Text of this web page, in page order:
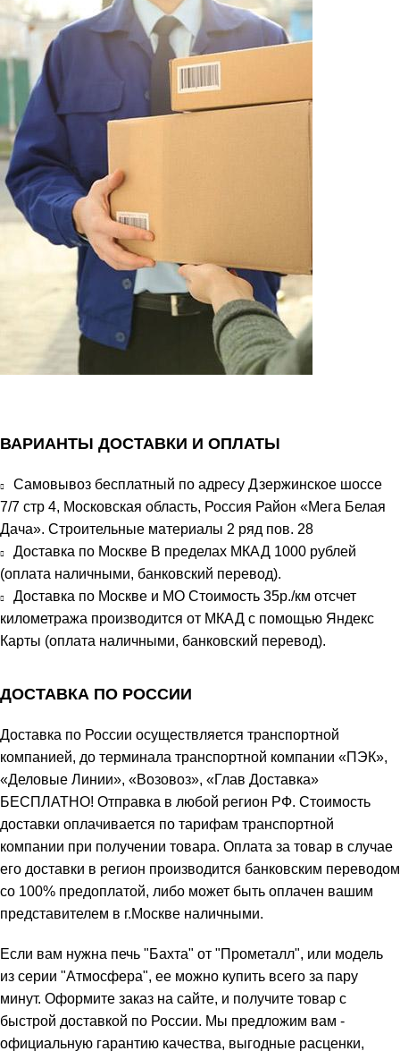
ВАРИАНТЫ ДОСТАВКИ И ОПЛАТЫ
Самовывоз бесплатный по адресу Дзержинское шоссе
7/7 стр 4, Московская область, Россия Район «Мега Белая
Дача». Строительные материалы 2 ряд пов. 28
Доставка по Москве В пределах МКАД 1000 рублей
(оплата наличными, банковский перевод).
Доставка по Москве и МО Стоимость 35р./км отсчет
километража производится от МКАД с помощью Яндекс
Карты (оплата наличными, банковский перевод).
ДОСТАВКА ПО РОССИИ
Доставка по России осуществляется транспортной
компанией, до терминала транспортной компании «ПЭК»,
«Деловые Линии», «Возовоз», «Глав Доставка»
БЕСПЛАТНО! Отправка в любой регион РФ. Стоимость
доставки оплачивается по тарифам транспортной
компании при получении товара. Оплата за товар в случае
его доставки в регион производится банковским переводом
со 100% предоплатой, либо может быть оплачен вашим
представителем в г.Москве наличными.
Если вам нужна печь "Бахта" от "Прометалл", или модель
из серии "Атмосфера", ее можно купить всего за пару
минут. Оформите заказ на сайте, и получите товар с
быстрой доставкой по России. Мы предложим вам -
официальную гарантию качества, выгодные расценки,